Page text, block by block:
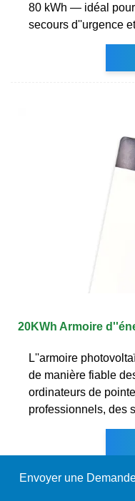
80 kWh — idéal
secours d''urgence
20KWh Armoire
L''armoire
de manière fiable
ordinateurs de
professionnels, des
Envoyer une